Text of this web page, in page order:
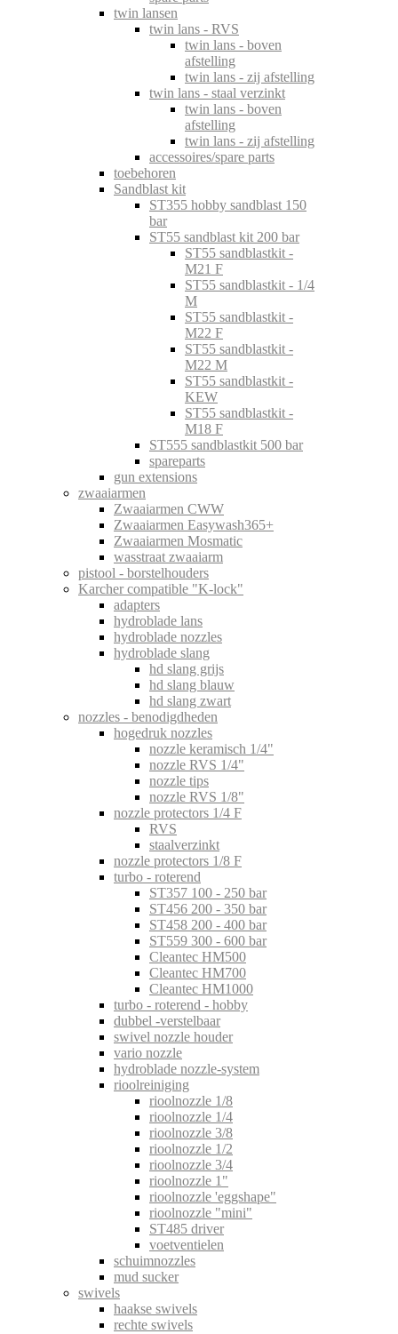
twin lansen
twin lans - RVS
twin lans - boven
afstelling
twin lans - zij afstelling
twin lans - staal verzinkt
twin lans - boven
afstelling
twin lans - zij afstelling
accessoires/spare parts
toebehoren
Sandblast kit
ST355 hobby sandblast 150
bar
ST55 sandblast kit 200 bar
ST55 sandblastkit -
M21 F
ST55 sandblastkit - 1/4
M
ST55 sandblastkit -
M22 F
ST55 sandblastkit -
M22 M
ST55 sandblastkit -
KEW
ST55 sandblastkit -
M18 F
ST555 sandblastkit 500 bar
spareparts
gun extensions
zwaaiarmen
Zwaaiarmen CWW
Zwaaiarmen Easywash365+
Zwaaiarmen Mosmatic
wasstraat zwaaiarm
pistool - borstelhouders
Karcher compatible "K-lock"
adapters
hydroblade lans
hydroblade nozzles
hydroblade slang
hd slang grijs
hd slang blauw
hd slang zwart
nozzles - benodigdheden
hogedruk nozzles
nozzle keramisch 1/4"
nozzle RVS 1/4"
nozzle tips
nozzle RVS 1/8"
nozzle protectors 1/4 F
RVS
staalverzinkt
nozzle protectors 1/8 F
turbo - roterend
ST357 100 - 250 bar
ST456 200 - 350 bar
ST458 200 - 400 bar
ST559 300 - 600 bar
Cleantec HM500
Cleantec HM700
Cleantec HM1000
turbo - roterend - hobby
dubbel -verstelbaar
swivel nozzle houder
vario nozzle
hydroblade nozzle-system
rioolreiniging
rioolnozzle 1/8
rioolnozzle 1/4
rioolnozzle 3/8
rioolnozzle 1/2
rioolnozzle 3/4
rioolnozzle 1"
rioolnozzle 'eggshape"
rioolnozzle "mini"
ST485 driver
voetventielen
schuimnozzles
mud sucker
swivels
haakse swivels
rechte swivels